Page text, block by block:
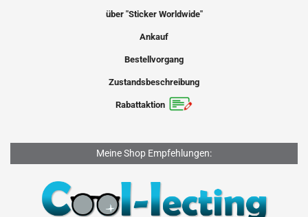
über "Sticker Worldwide"
Ankauf
Bestellvorgang
Zustandsbeschreibung
Rabattaktion
Meine Shop Empfehlungen: